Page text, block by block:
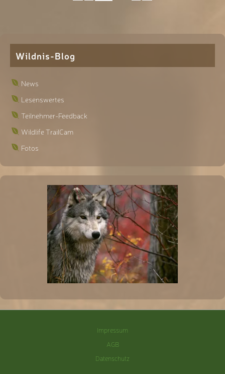
Wildnis-Blog
News
Lesenswertes
Teilnehmer-Feedback
Wildlife TrailCam
Fotos
Impressum
AGB
Datenschutz